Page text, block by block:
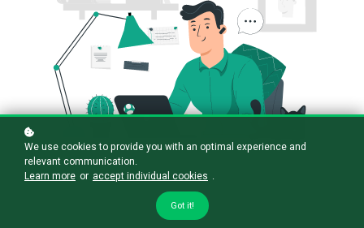
We use cookies to provide you with an optimal experience and
relevant communication.
Learn more or accept individual cookies .
Got it!